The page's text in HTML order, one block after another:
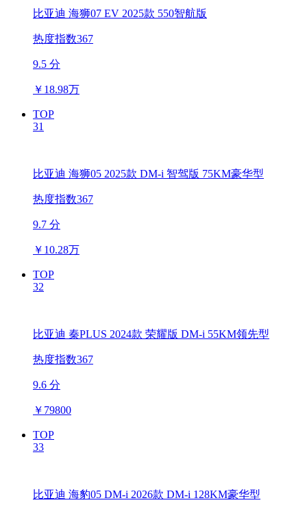
比亚迪 海狮07 EV 2025款 550智航版
热度指数367
9.5 分
￥ 18.98万
TOP
31
比亚迪 海狮05 2025款 DM-i 智驾版 75KM豪华型
热度指数367
9.7 分
￥ 10.28万
TOP
32
比亚迪 秦PLUS 2024款 荣耀版 DM-i 55KM领先型
热度指数367
9.6 分
￥ 79800
TOP
33
比亚迪 海豹05 DM-i 2026款 DM-i 128KM豪华型